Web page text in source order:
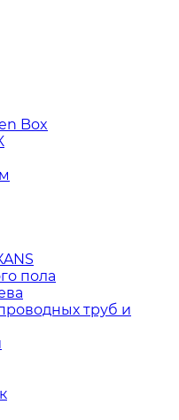
Box
пола
труб и